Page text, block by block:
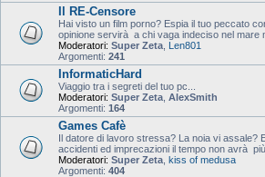
Il RE-Censore
Hai visto un film porno? Espia il tuo peccato
opinione servirà a chi vaga indeciso nel mare
Moderatori: Super Zeta Len801
Argomenti: 241
InformaticHard
Viaggio tra i segreti del tuo pc...
Moderatori: Super Zeta AlexSmith
Argomenti: 164
Games Cafè
Il datore di lavoro stressa? La noia vi assale?
accidenti ed imprecazioni il tempo non avrà
Moderatori: Super Zeta kiss of medusa
Argomenti: 404